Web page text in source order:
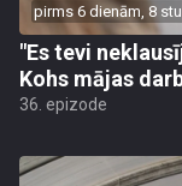
pirms 6 dienām, 8
"Es tevi
Kohs mājas
36. epizode